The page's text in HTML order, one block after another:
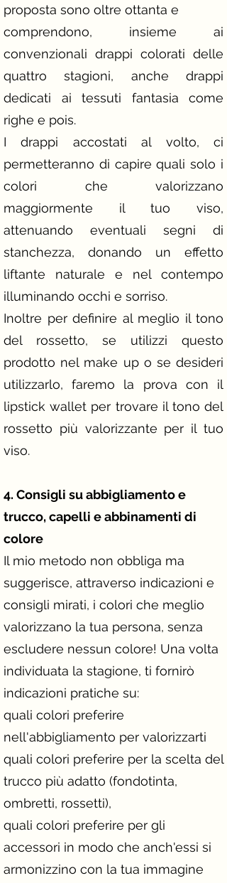
proposta sono oltre ottanta e
comprendono, insieme ai
convenzionali drappi colorati delle
quattro stagioni, anche drappi
dedicati ai tessuti fantasia come
righe e pois.
I drappi accostati al volto, ci
permetteranno di capire quali solo i
colori che valorizzano
maggiormente il tuo viso,
attenuando eventuali segni di
stanchezza, donando un effetto
liftante naturale e nel contempo
illuminando occhi e sorriso.
Inoltre per definire al meglio il tono
del rossetto, se utilizzi questo
prodotto nel make up o se desideri
utilizzarlo, faremo la prova con il
lipstick wallet per trovare il tono del
rossetto più valorizzante per il tuo
viso.
​4. Consigli su abbigliamento e
trucco, capelli e abbinamenti di
colore
Il mio metodo non obbliga ma
suggerisce, attraverso indicazioni e
consigli mirati, i colori che meglio
valorizzano la tua persona, senza
escludere nessun colore! Una volta
individuata la stagione, ti fornirò
indicazioni pratiche su:
quali colori preferire
nell'abbigliamento per valorizzarti
quali colori preferire per la scelta del
trucco più adatto (fondotinta,
ombretti, rossetti),
quali colori preferire per gli
accessori in modo che anch'essi si
armonizzino con la tua immagine